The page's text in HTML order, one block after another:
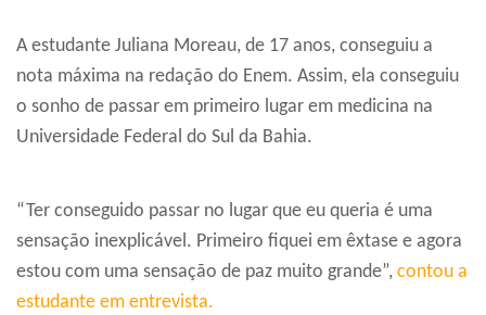
A estudante Juliana Moreau, de 17 anos, conseguiu a
nota máxima na redação do Enem. Assim, ela conseguiu
o sonho de passar em primeiro lugar em medicina na
Universidade Federal do Sul da Bahia.
“Ter conseguido passar no lugar que eu queria é uma
sensação inexplicável. Primeiro fiquei em êxtase e agora
estou com uma sensação de paz muito grande”, contou a
estudante em entrevista.